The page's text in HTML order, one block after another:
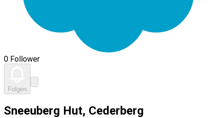
0 Follower
Folgen
Sneeuberg Hut, Cederberg